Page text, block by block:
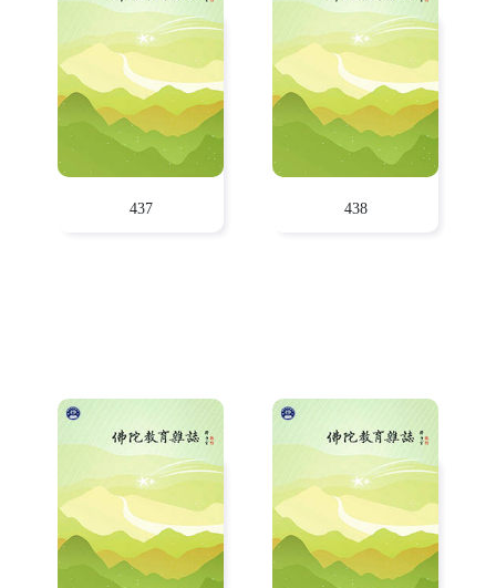
437 438